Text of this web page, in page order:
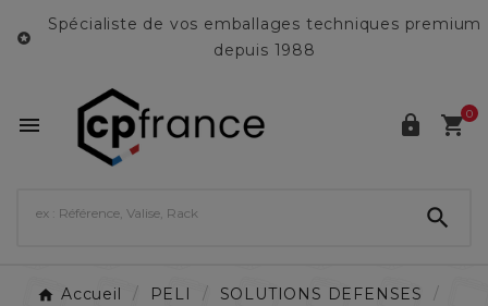

Spécialiste de vos emballages techniques premium
depuis 1988
  0

Accueil PELI
SOLUTIONS DEFENSES